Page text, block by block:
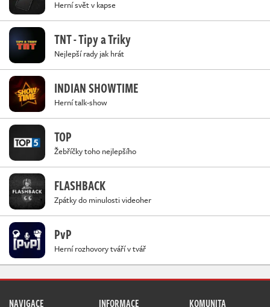
Herní svět v kapse
TNT - Tipy a Triky
Nejlepší rady jak hrát
INDIAN SHOWTIME
Herní talk-show
TOP
Žebříčky toho nejlepšího
FLASHBACK
Zpátky do minulosti videoher
PvP
Herní rozhovory tváří v tvář
NAVIGACE INFORMACE KOMUNITA